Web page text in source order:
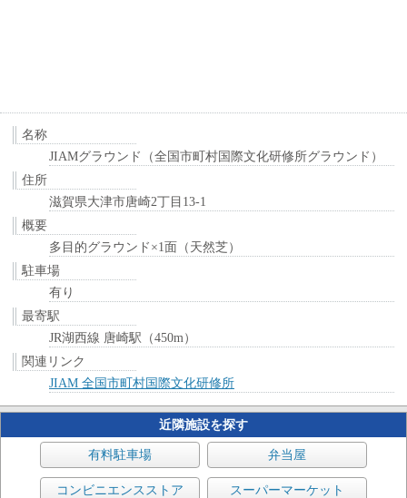
名称
JIAMグラウンド（全国市町村国際文化研修所グラウンド）
住所
滋賀県大津市唐崎2丁目13-1
概要
多目的グラウンド×1面（天然芝）
駐車場
有り
最寄駅
JR湖西線 唐崎駅（450m）
関連リンク
JIAM 全国市町村国際文化研修所
近隣施設を探す
有料駐車場 弁当屋
コンビニエンスストア スーパーマーケット